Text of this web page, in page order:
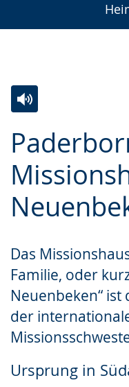
Das
Familie, oder
Neuenbeken“
der
Ursprung in
Leichten
Sprache
wechseln.
Audio-
Unterstützung.
Video
in
Deutscher
Gebärdensprache